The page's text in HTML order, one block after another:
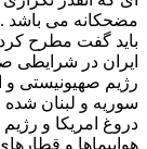
مضحکانه می باشد .
باید گفت مطرح
ایران در شرایطی
رژیم صهیونیستی و
سوریه و لبنان شده
دروغ امریکا و
هواپیماها و